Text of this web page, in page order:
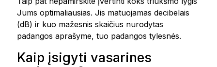
Jums optimaliausias. Jis matuojamas decibelais
(dB) ir kuo mažesnis skaičius nurodytas
padangos aprašyme, tuo padangos tylesnės.
Kaip įsigyti vasarines